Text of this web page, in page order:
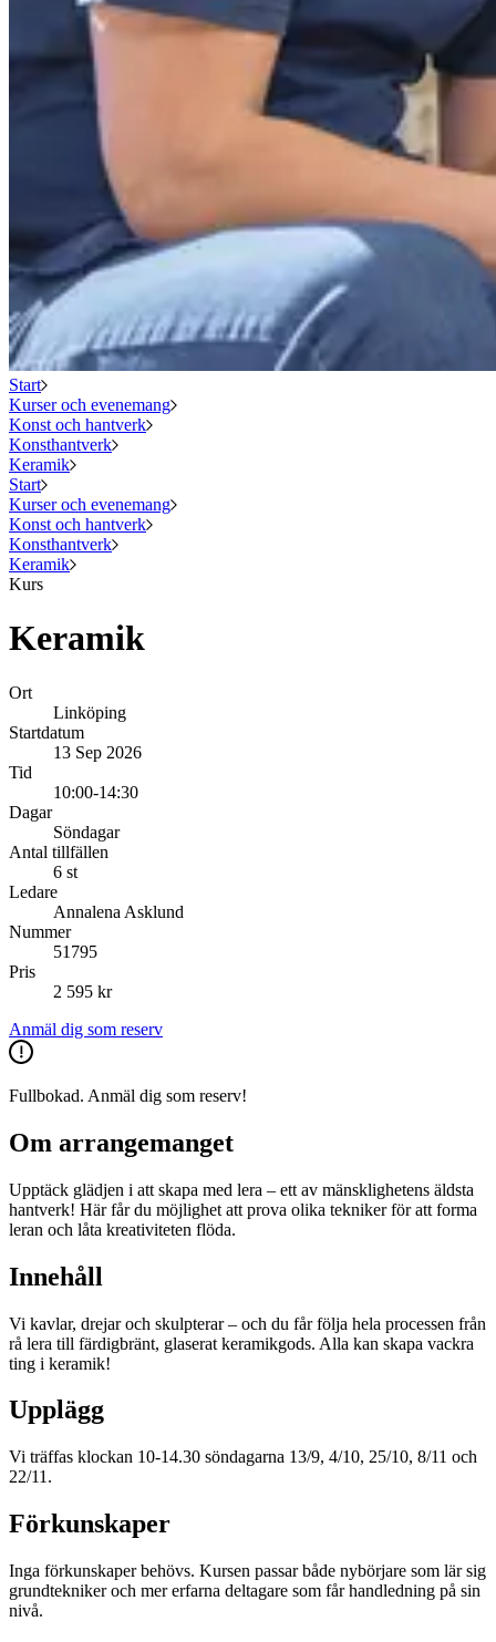
Start
Kurser och evenemang
Konst och hantverk
Konsthantverk
Keramik
Start
Kurser och evenemang
Konst och hantverk
Konsthantverk
Keramik
Kurs
Keramik
Ort
Linköping
Startdatum
13 Sep 2026
Tid
10:00-14:30
Dagar
Söndagar
Antal tillfällen
6 st
Ledare
Annalena Asklund
Nummer
51795
Pris
2 595 kr
Anmäl dig som reserv
Fullbokad. Anmäl dig som reserv!
Om arrangemanget
Upptäck glädjen i att skapa med lera – ett av mänsklighetens äldsta
hantverk! Här får du möjlighet att prova olika tekniker för att forma
leran och låta kreativiteten flöda.
Innehåll
Vi kavlar, drejar och skulpterar – och du får följa hela processen från
rå lera till färdigbränt, glaserat keramikgods. Alla kan skapa vackra
ting i keramik!
Upplägg
Vi träffas klockan 10-14.30 söndagarna 13/9, 4/10, 25/10, 8/11 och
22/11.
Förkunskaper
Inga förkunskaper behövs. Kursen passar både nybörjare som lär sig
grundtekniker och mer erfarna deltagare som får handledning på sin
nivå.